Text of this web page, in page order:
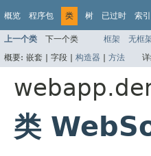
概览 程序包 类 树 已过时 索引
上一个类 下一个类 框架 无框
概要: 嵌套 | 字段 | 构造器 | 方法
类